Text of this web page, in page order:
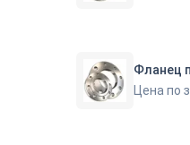
Фланец
Цена по